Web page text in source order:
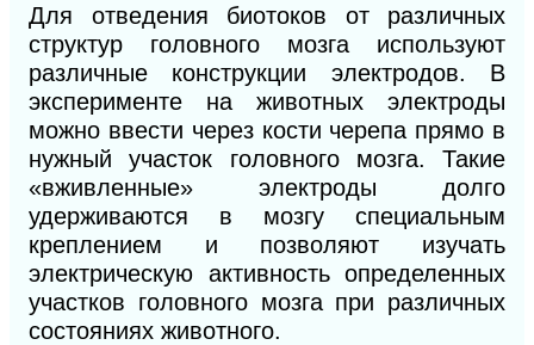
Для отведения биотоков от различных
структур головного мозга используют
различные конструкции электродов. В
эксперименте на животных электроды
можно ввести через кости черепа прямо в
нужный участок головного мозга. Такие
«вживленные» электроды долго
удерживаются в мозгу специальным
креплением и позволяют изучать
электрическую активность определенных
участков головного мозга при различных
состояниях животного.